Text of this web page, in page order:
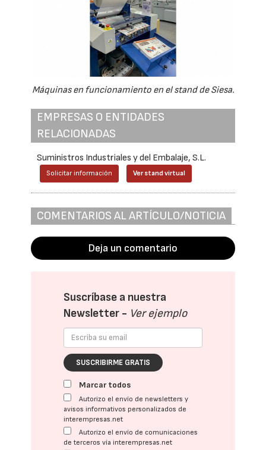
Máquinas en funcionamiento en el stand de Siesa.
EMPRESAS O ENTIDADES
RELACIONADAS
Suministros Industriales y del Embalaje, S.L.
Solicitar información Ver stand virtual
COMENTARIOS AL ARTÍCULO/NOTICIA
Deja un comentario
Suscríbase a nuestra
Newsletter - Ver ejemplo
SUSCRIBIRME GRATIS
Marcar todos
Autorizo el envío de newsletters y
avisos informativos personalizados de
interempresas.net
Autorizo el envío de comunicaciones
de terceros vía interempresas.net